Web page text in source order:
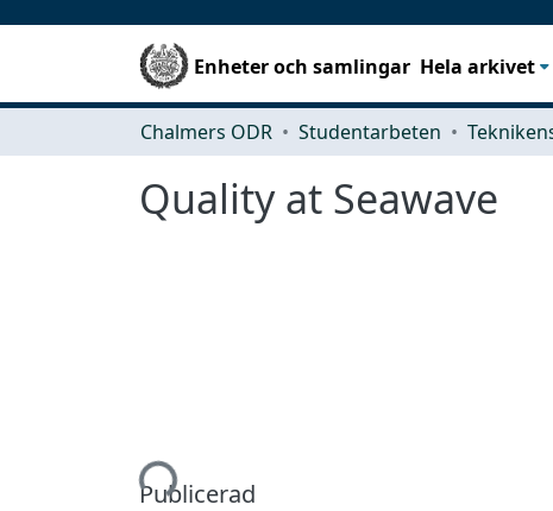
Enheter och samlingar Hela arkivet
Chalmers ODR Studentarbeten
Quality at Seawave
Hämtar...
Publicerad